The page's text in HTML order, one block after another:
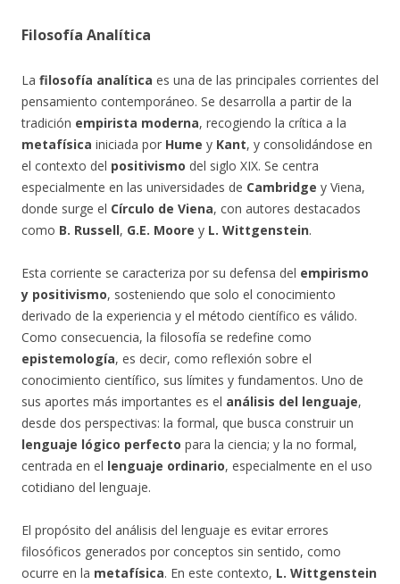
Filosofía Analítica
La filosofía analítica es una de las principales corrientes del
pensamiento contemporáneo. Se desarrolla a partir de la
tradición empirista moderna, recogiendo la crítica a la
metafísica iniciada por Hume y Kant, y consolidándose en
el contexto del positivismo del siglo XIX. Se centra
especialmente en las universidades de Cambridge y Viena,
donde surge el Círculo de Viena, con autores destacados
como B. Russell, G.E. Moore y L. Wittgenstein.
Esta corriente se caracteriza por su defensa del empirismo
y positivismo, sosteniendo que solo el conocimiento
derivado de la experiencia y el método científico es válido.
Como consecuencia, la filosofía se redefine como
epistemología, es decir, como reflexión sobre el
conocimiento científico, sus límites y fundamentos. Uno de
sus aportes más importantes es el análisis del lenguaje,
desde dos perspectivas: la formal, que busca construir un
lenguaje lógico perfecto para la ciencia; y la no formal,
centrada en el lenguaje ordinario, especialmente en el uso
cotidiano del lenguaje.
El propósito del análisis del lenguaje es evitar errores
filosóficos generados por conceptos sin sentido, como
ocurre en la metafísica. En este contexto, L. Wittgenstein